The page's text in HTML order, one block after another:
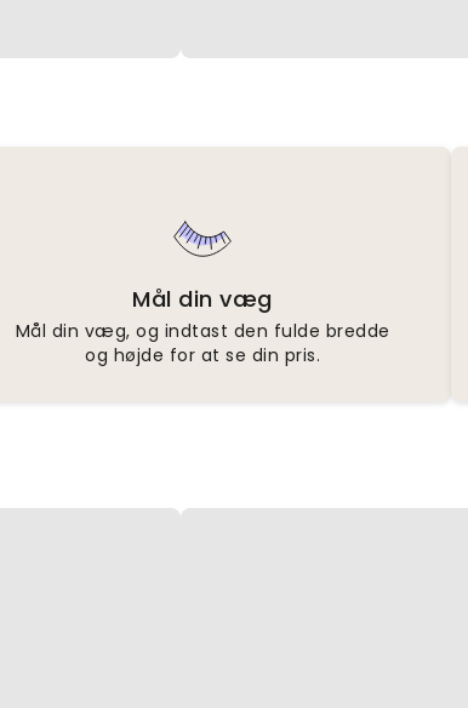
Mål din væg
Mål din væg, og indtast den fulde bredde
og højde for at se din pris.